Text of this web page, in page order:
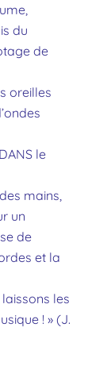
du
de
oreilles
le
mains,
un
de
et la
les
! » (J.